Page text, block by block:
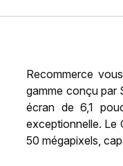
Recommerce
gamme conçu par
écran de 6,1
exceptionnelle. Le
50 mégapixels,